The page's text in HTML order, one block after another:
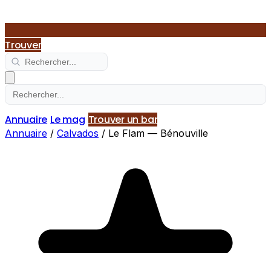
Trouver
Annuaire Le mag Trouver un bar
Annuaire / Calvados / Le Flam — Bénouville